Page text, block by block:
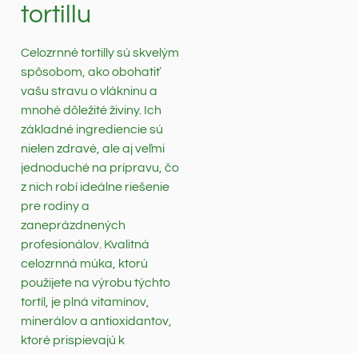
tortillu
Celozrnné tortilly sú skvelým
spôsobom, ako obohatiť
vašu stravu o vlákninu a
mnohé dôležité živiny. Ich
základné ingrediencie sú
nielen zdravé, ale aj veľmi
jednoduché na prípravu, čo
z nich robí ideálne riešenie
pre rodiny a
zaneprázdnených
profesionálov. Kvalitná
celozrnná múka, ktorú
použijete na výrobu týchto
tortíl, je plná vitamínov,
minerálov a antioxidantov,
ktoré prispievajú k